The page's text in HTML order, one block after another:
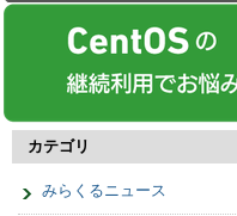
カテゴリ
みらくるニュース